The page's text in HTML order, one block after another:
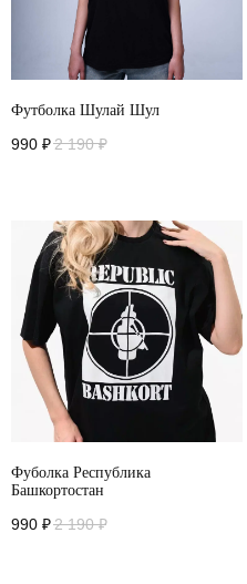
Футболка Шулай Шул
990 ₽2 190 ₽
Фуболка Республика
Башкортостан
990 ₽2 190 ₽
Vkontakte
Youtube
Договор оферты
Whatsapp
Telegram
Instagram*
7 916 860 15 55